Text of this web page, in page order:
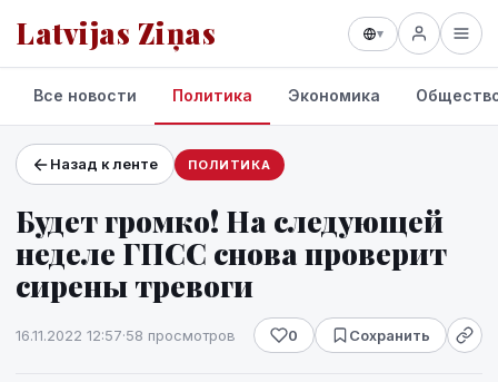
Latvijas Ziņas ▾
Проекты и сервисы
Прогноз погоды
Все новости Политика Экономика
Назад к ленте ПОЛИТИКА
Будет громко! На следующей
неделе ГПСС снова проверит
сирены тревоги
16.11.2022 12:57·58 просмотров 0 Сохранить